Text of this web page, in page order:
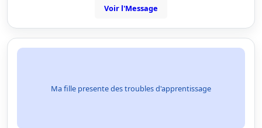
Voir l'Message
Ma fille presente des troubles d'apprentissage